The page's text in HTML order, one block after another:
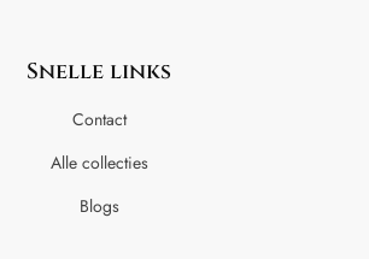
Snelle links
Contact
Alle collecties
Blogs